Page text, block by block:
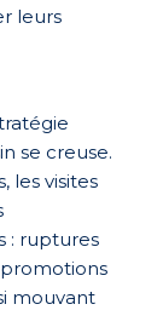
leurs
se creuse.
les visites
: ruptures
mouvant